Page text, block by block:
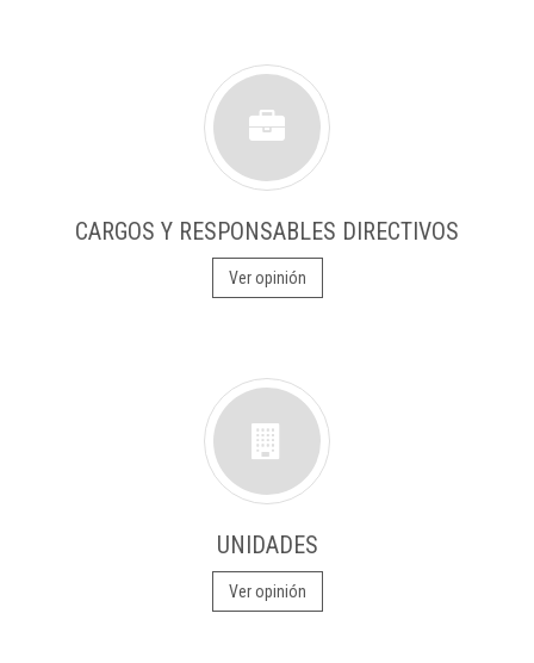
CARGOS Y RESPONSABLES DIRECTIVOS
Ver opinión
UNIDADES
Ver opinión